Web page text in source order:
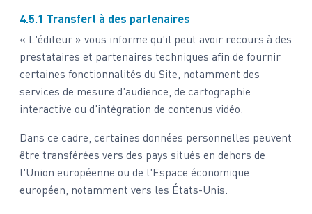
4.5.1 Transfert à des partenaires
« L'éditeur » vous informe qu'il peut avoir recours à des
prestataires et partenaires techniques afin de fournir
certaines fonctionnalités du Site, notamment des
services de mesure d'audience, de cartographie
interactive ou d'intégration de contenus vidéo.
Dans ce cadre, certaines données personnelles peuvent
être transférées vers des pays situés en dehors de
l'Union européenne ou de l'Espace économique
européen, notamment vers les États-Unis.